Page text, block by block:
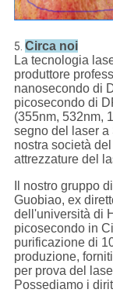
5. Circa noi
La tecnologia
produttore
nanosecondo di
picosecondo di
(355nm, 532nm,
segno del laser
nostra società
attrezzature del
Il nostro gruppo
Guobiao, ex
dell'università di
picosecondo in
purificazione di
produzione,
per prova del
Possediamo i